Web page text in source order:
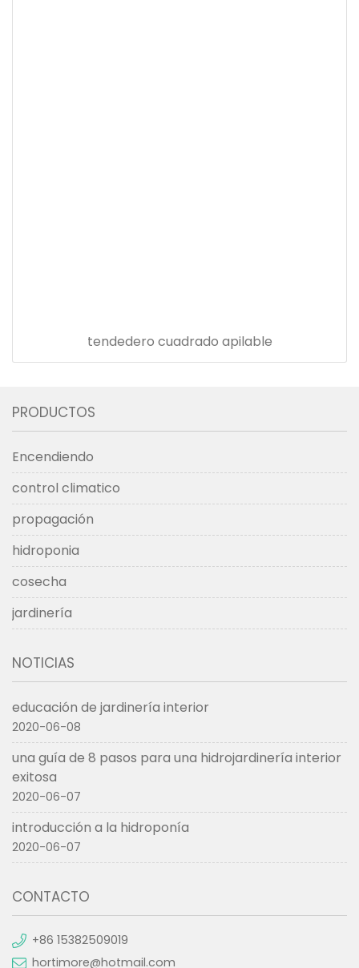
tendedero cuadrado apilable
PRODUCTOS
Encendiendo
control climatico
propagación
hidroponia
cosecha
jardinería
NOTICIAS
educación de jardinería interior
2020-06-08
una guía de 8 pasos para una hidrojardinería interior
exitosa
2020-06-07
introducción a la hidroponía
2020-06-07
CONTACTO
+86 15382509019
hortimore@hotmail.com